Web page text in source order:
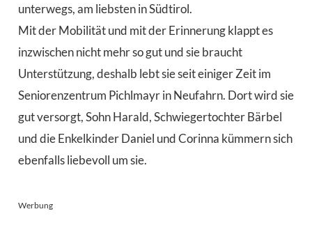
unterwegs, am liebsten in Südtirol.
Mit der Mobilität und mit der Erinnerung klappt es
inzwischen nicht mehr so gut und sie braucht
Unterstützung, deshalb lebt sie seit einiger Zeit im
Seniorenzentrum Pichlmayr in Neufahrn. Dort wird sie
gut versorgt, Sohn Harald, Schwiegertochter Bärbel
und die Enkelkinder Daniel und Corinna kümmern sich
ebenfalls liebevoll um sie.
Werbung